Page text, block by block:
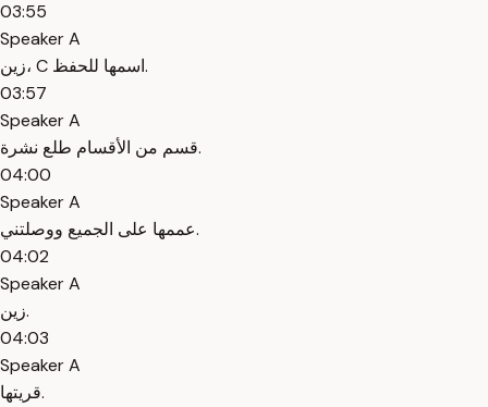
03:55
Speaker A
زين، C اسمها للحفظ.
03:57
Speaker A
قسم من الأقسام طلع نشرة.
04:00
Speaker A
عممها على الجميع ووصلتني.
04:02
Speaker A
زين.
04:03
Speaker A
قريتها.